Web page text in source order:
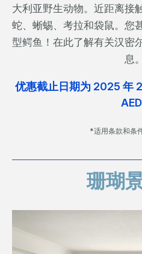
大利亚野生动物。近距离接
蛇、蜥蜴、考拉和袋鼠。您
型鳄鱼！在此了解有关汉密
息。
优惠截止日期为 2025 年
*适用条款和条
珊瑚